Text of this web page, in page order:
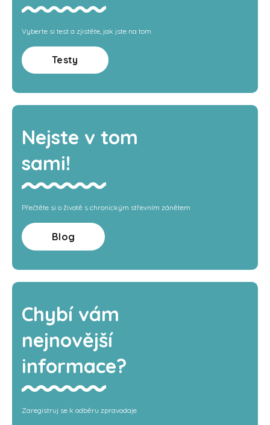
Vyberte si test a zjistěte, jak jste na tom
Testy
Nejste v tom
sami!
Přečtěte si o životě s chronickým střevním zánětem
Blog
Chybí vám
nejnovější
informace?
Zaregistruj se k odběru zpravodaje